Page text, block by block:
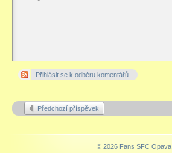
Přihlásit se k odběru komentářů
Předchozí příspěvek
© 2026 Fans SFC Opava